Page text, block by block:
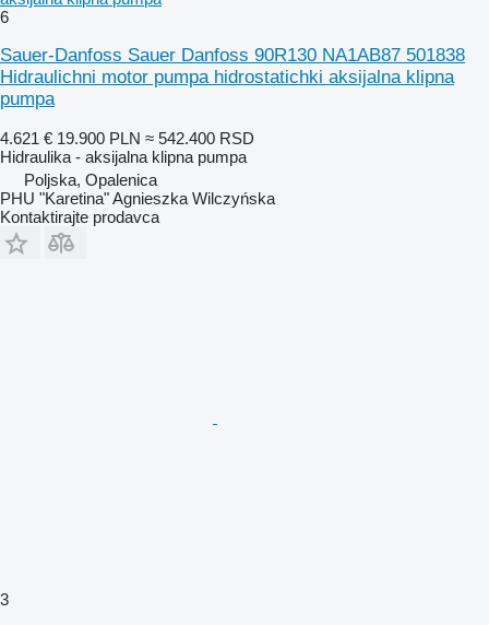
6
Sauer-Danfoss Sauer Danfoss 90R130 NA1AB87 501838
Hidraulichni motor pumpa hidrostatichki aksijalna klipna
pumpa
4.621 € 19.900 PLN ≈ 542.400 RSD
Hidraulika - aksijalna klipna pumpa
Poljska, Opalenica
PHU "Karetina" Agnieszka Wilczyńska
Kontaktirajte prodavca
3